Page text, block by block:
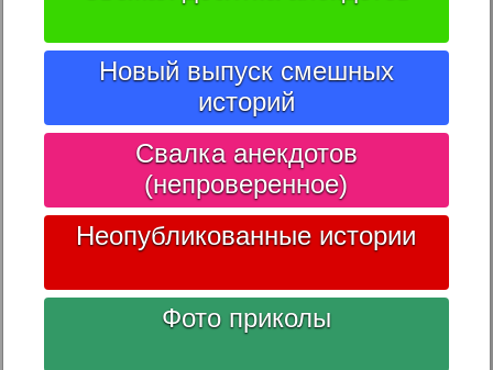
Новый выпуск смешных
историй
Свалка анекдотов
(непроверенное)
Неопубликованные истории
Фото приколы